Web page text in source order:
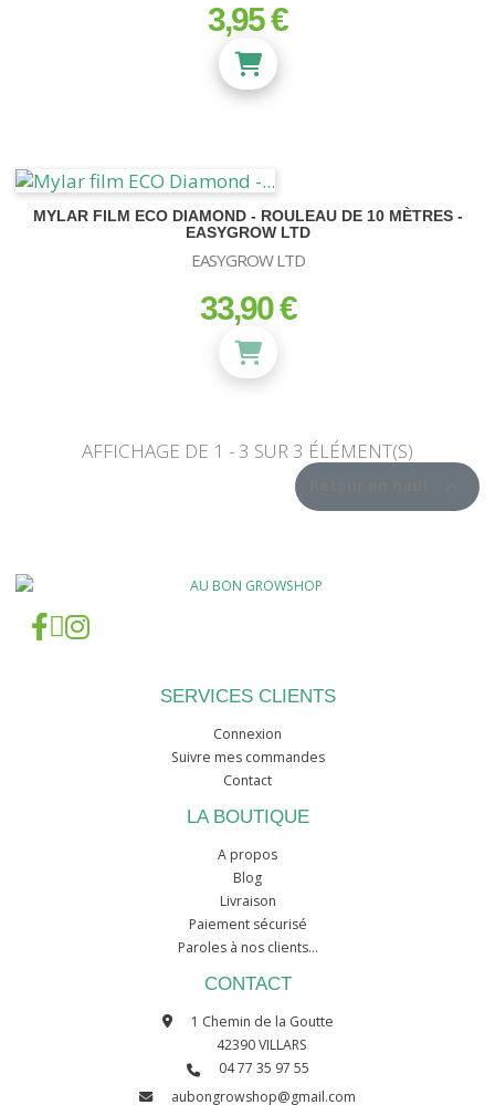
prix
3,95 €
MYLAR FILM ECO DIAMOND - ROULEAU DE 10 MÈTRES -
EASYGROW LTD
EASYGROW LTD
prix
33,90 €
AFFICHAGE DE 1 - 3 SUR 3 ÉLÉMENT(S)
SERVICES CLIENTS
Connexion
Suivre mes commandes
Contact
LA BOUTIQUE
A propos
Blog
Livraison
Paiement sécurisé
Paroles à nos clients...
CONTACT
1 Chemin de la Goutte
42390 VILLARS
04 77 35 97 55
aubongrowshop@gmail.com